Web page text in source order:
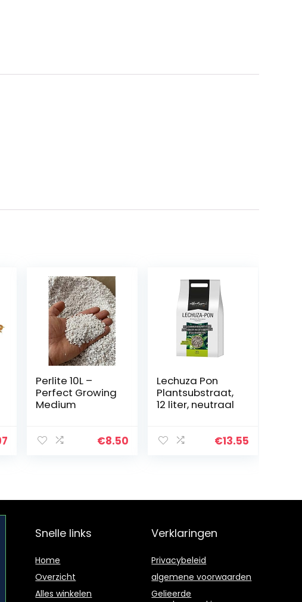
Perlite 10L –
Perfect Growing
Medium
€8.50
Lechuza Pon
Plantsubstraat,
12 liter, neutraal
€13.55
Snelle links
Home
Overzicht
Alles winkelen
Verklaringen
Privacybeleid
algemene voorwaarden
Gelieerde